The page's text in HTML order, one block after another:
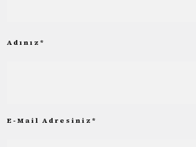
Adınız *
E-Mail Adresiniz *